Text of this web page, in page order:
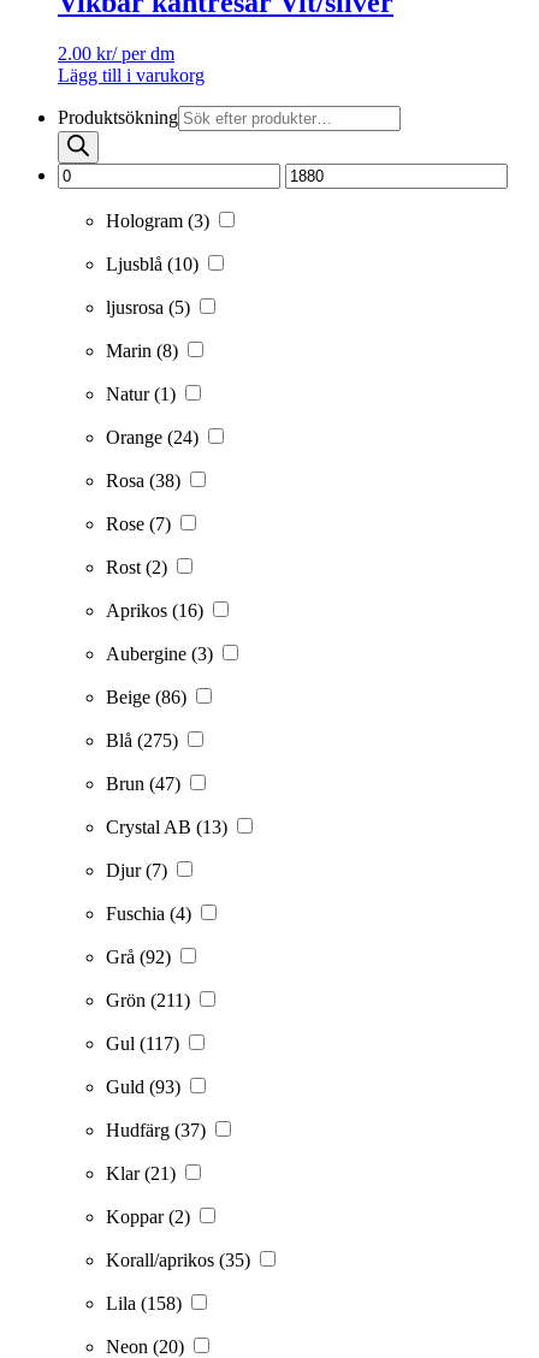
2.00 kr/ per dm
Lägg till i varukorg
Produktsökning
Hologram (3)
Ljusblå (10)
ljusrosa (5)
Marin (8)
Natur(1)
Orange (24)
Rosa (38)
Rose (7)
Rost (2)
Aprikos (16)
Aubergine (3)
Beige (86)
Blå (275)
Brun (47)
Crystal AB (13)
Djur(7)
Fuschia (4)
Grå (92)
Grön (211)
Gul (117)
Guld (93)
Hudfärg (37)
Klar(21)
Koppar(2)
Korall/aprikos (35)
Lila (158)
Neon (20)